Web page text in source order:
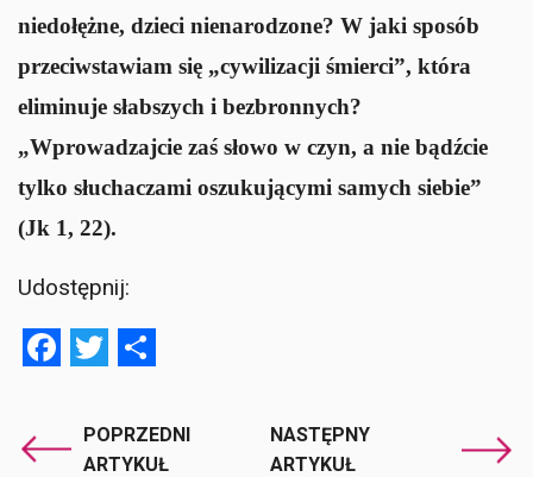
niedołężne, dzieci nienarodzone? W jaki sposób
przeciwstawiam się „cywilizacji śmierci”, która
eliminuje słabszych i bezbronnych?
„Wprowadzajcie zaś słowo w czyn, a nie bądźcie
tylko słuchaczami oszukującymi samych siebie”
(Jk 1, 22).
Udostępnij:
Facebook
Twitter
POPRZEDNI
ARTYKUŁ
NASTĘPNY
ARTYKUŁ